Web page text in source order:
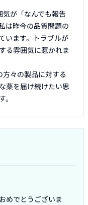
が「なんでも報告
は昨今の品質問題の
います。トラブルが
る雰囲気に惹かれま
々の製品に対する
薬を届け続けたい思
めでとうございま